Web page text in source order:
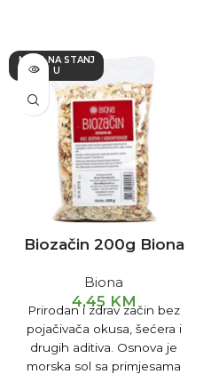
NEMA NA STANJ
U
Biozačin 200g Biona
Biona
4,45 KM
Prirodan i zdrav začin bez
pojačivača okusa, šećera i
drugih aditiva. Osnova je
morska sol sa primjesama